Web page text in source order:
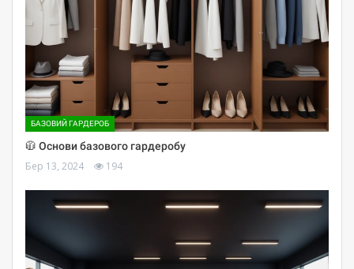
БАЗОВИЙ ГАРДЕРОБ
🧥 Основи базового гардеробу
Бер 13, 2024 194